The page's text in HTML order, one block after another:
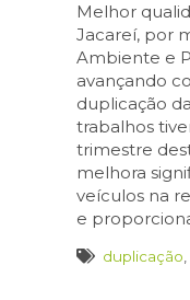
Melhor
Jacareí, por
Ambiente e
avançando
duplicação
trabalhos
trimestre
melhora
veículos na
e
duplicação